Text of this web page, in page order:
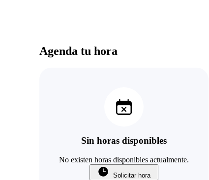
Agenda tu hora
Sin horas disponibles
No existen horas disponibles actualmente.
Solicitar hora